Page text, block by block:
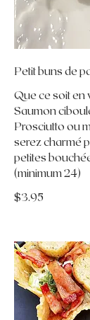
Petit buns de
Que ce soit en
Saumon
Prosciutto ou
serez charmé
petites
$3.95